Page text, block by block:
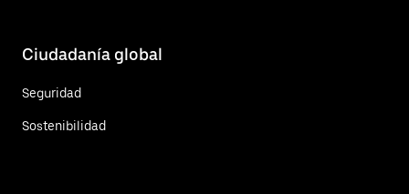
Ciudadanía global
Seguridad
Sostenibilidad